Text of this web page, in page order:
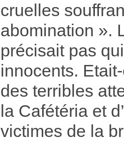
cruelles
abomination ».
précisait pas
innocents.
des terribles
la Cafétéria et
victimes de la